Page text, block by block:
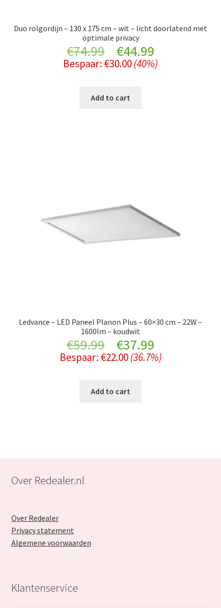
Duo rolgordijn – 130 x 175 cm – wit – licht doorlatend met
optimale privacy
€74.99
Original
price
was:
€44.99Current
price
Bespaar: €30.00(40%)
Add to cart
Ledvance – LED Paneel Planon Plus – 60×30 cm – 22W –
1600lm – koudwit
€59.99
Original
price
was:
€37.99Current
price
Bespaar: €22.00 (36.7%)
Add to cart
Over Redealer.nl
Over Redealer
Privacy statement
Algemene voorwaarden
Klantenservice